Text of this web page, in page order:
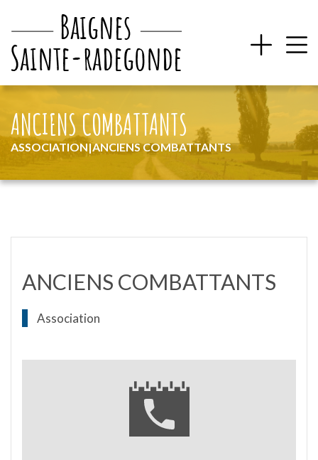
ASSOCIATION|ANCIENS COMBATTANTS
ANCIENS COMBATTANTS
ANCIENS COMBATTANTS
Association